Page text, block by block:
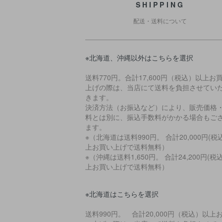
SHIPPING
配送・送料について
※北海道、沖縄以外はこちらを選択
送料770円。合計17,600円（税込）以上お
上げの際は、当店にて送料を負担させてい
きます。
決済方法（お振込など）により、販売価格
料とは別に、振込手数料がかかる場合もご
ます。
※（北海道は送料990円。 合計20,000円(税
上お買い上げで送料無料）
※（沖縄は送料1,650円。 合計24,200円(税
上お買い上げで送料無料）
※北海道はこちらを選択
送料990円。 合計20,000円（税込）以上